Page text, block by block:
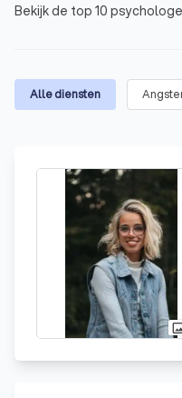
Bekijk de top 10
Alle diensten